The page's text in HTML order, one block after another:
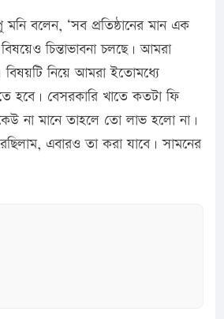
মনি বলেন, ‘সব প্রতিষ্ঠানের মান এক
চিন্তাভাবনা চলছে। আমরা
নিয়ে আমরা ইতোমধ্যে
হবে। বেসরকারি খাতে কতটা ফি
কেউ না মানে তাহলে তো লাভ হলো না।
এবারও তা করা যাবে। সামনের